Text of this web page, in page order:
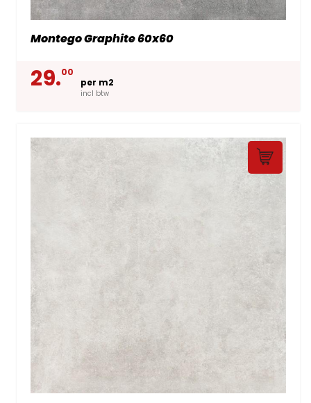
Montego Graphite 60x60
29.00
per m2
incl btw